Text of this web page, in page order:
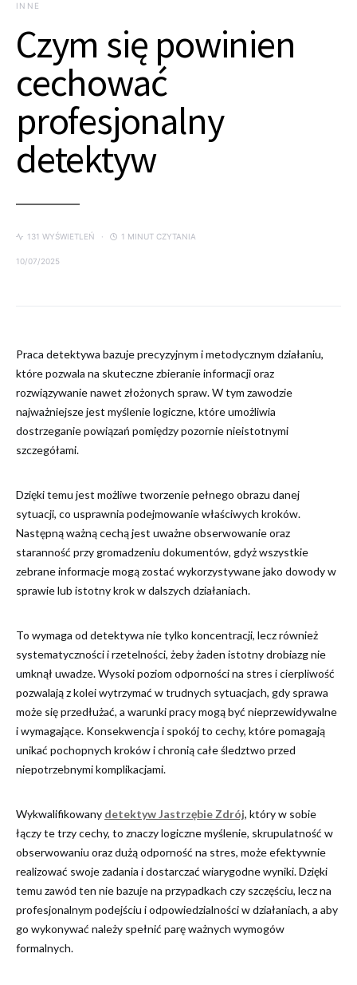
INNE
Czym się powinien
cechować
profesjonalny
detektyw
131 WYŚWIETLEŃ 1 MINUT CZYTANIA
10/07/2025
Praca detektywa bazuje precyzyjnym i metodycznym działaniu,
które pozwala na skuteczne zbieranie informacji oraz
rozwiązywanie nawet złożonych spraw. W tym zawodzie
najważniejsze jest myślenie logiczne, które umożliwia
dostrzeganie powiązań pomiędzy pozornie nieistotnymi
szczegółami.
Dzięki temu jest możliwe tworzenie pełnego obrazu danej
sytuacji, co usprawnia podejmowanie właściwych kroków.
Następną ważną cechą jest uważne obserwowanie oraz
staranność przy gromadzeniu dokumentów, gdyż wszystkie
zebrane informacje mogą zostać wykorzystywane jako dowody w
sprawie lub istotny krok w dalszych działaniach.
To wymaga od detektywa nie tylko koncentracji, lecz również
systematyczności i rzetelności, żeby żaden istotny drobiazg nie
umknął uwadze. Wysoki poziom odporności na stres i cierpliwość
pozwalają z kolei wytrzymać w trudnych sytuacjach, gdy sprawa
może się przedłużać, a warunki pracy mogą być nieprzewidywalne
i wymagające. Konsekwencja i spokój to cechy, które pomagają
unikać pochopnych kroków i chronią całe śledztwo przed
niepotrzebnymi komplikacjami.
Wykwalifikowany detektyw Jastrzębie Zdrój, który w sobie
łączy te trzy cechy, to znaczy logiczne myślenie, skrupulatność w
obserwowaniu oraz dużą odporność na stres, może efektywnie
realizować swoje zadania i dostarczać wiarygodne wyniki. Dzięki
temu zawód ten nie bazuje na przypadkach czy szczęściu, lecz na
profesjonalnym podejściu i odpowiedzialności w działaniach, a aby
go wykonywać należy spełnić parę ważnych wymogów
formalnych.